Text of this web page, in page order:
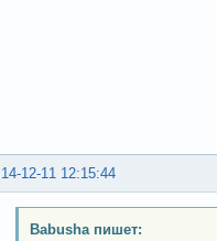
14-12-11 12:15:44
Babusha пишет: